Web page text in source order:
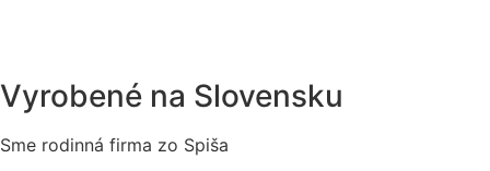
Vyrobené na Slovensku
Sme rodinná firma zo Spiša